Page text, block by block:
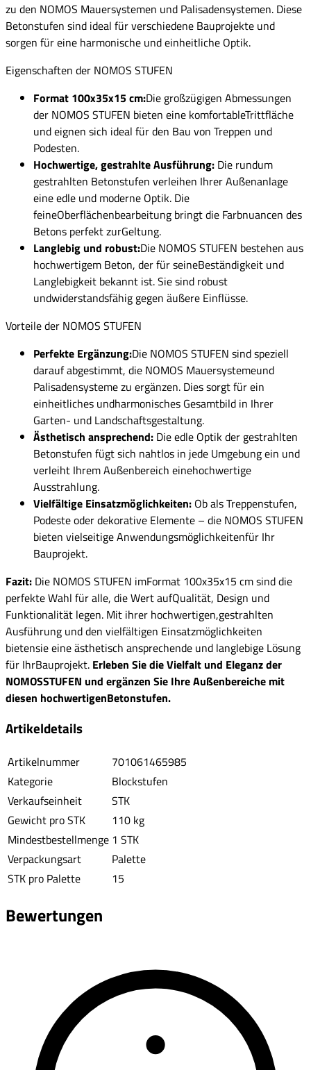
zu den NOMOS Mauersystemen und Palisadensystemen. Diese
Betonstufen sind ideal für verschiedene Bauprojekte und
sorgen für eine harmonische und einheitliche Optik.
Eigenschaften der NOMOS STUFEN
Format 100x35x15 cm:Die großzügigen Abmessungen
der NOMOS STUFEN bieten eine komfortableTrittfläche
und eignen sich ideal für den Bau von Treppen und
Podesten.
Hochwertige, gestrahlte Ausführung: Die rundum
gestrahlten Betonstufen verleihen Ihrer Außenanlage
eine edle und moderne Optik. Die
feineOberflächenbearbeitung bringt die Farbnuancen des
Betons perfekt zurGeltung.
Langlebig und robust:Die NOMOS STUFEN bestehen aus
hochwertigem Beton, der für seineBeständigkeit und
Langlebigkeit bekannt ist. Sie sind robust
undwiderstandsfähig gegen äußere Einflüsse.
Vorteile der NOMOS STUFEN
Perfekte Ergänzung:Die NOMOS STUFEN sind speziell
darauf abgestimmt, die NOMOS Mauersystemeund
Palisadensysteme zu ergänzen. Dies sorgt für ein
einheitliches undharmonisches Gesamtbild in Ihrer
Garten- und Landschaftsgestaltung.
Ästhetisch ansprechend: Die edle Optik der gestrahlten
Betonstufen fügt sich nahtlos in jede Umgebung ein und
verleiht Ihrem Außenbereich einehochwertige
Ausstrahlung.
Vielfältige Einsatzmöglichkeiten: Ob als Treppenstufen,
Podeste oder dekorative Elemente – die NOMOS STUFEN
bieten vielseitige Anwendungsmöglichkeitenfür Ihr
Bauprojekt.
Fazit: Die NOMOS STUFEN imFormat 100x35x15 cm sind die
perfekte Wahl für alle, die Wert aufQualität, Design und
Funktionalität legen. Mit ihrer hochwertigen,gestrahlten
Ausführung und den vielfältigen Einsatzmöglichkeiten
bietensie eine ästhetisch ansprechende und langlebige Lösung
für IhrBauprojekt. Erleben Sie die Vielfalt und Eleganz der
NOMOSSTUFEN und ergänzen Sie Ihre Außenbereiche mit
diesen hochwertigenBetonstufen.
Artikeldetails
Artikelnummer
701061465985
Kategorie
Blockstufen
Verkaufseinheit
STK
Gewicht pro STK
110 kg
Mindestbestellmenge 1 STK
Verpackungsart
Palette
STK pro Palette
15
Bewertungen